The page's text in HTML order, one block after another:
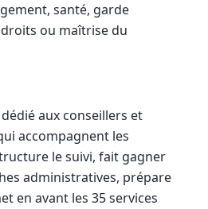
santé, garde
ou maîtrise du
aux conseillers et
accompagnent les
le suivi, fait gagner
administratives, prépare
en avant les 35 services